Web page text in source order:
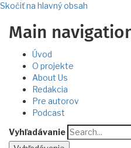
Skočiť na hlavný obsah
Main
Úvod
O projekte
About Us
Redakcia
Pre autorov
Podcast
Vyhľadávanie